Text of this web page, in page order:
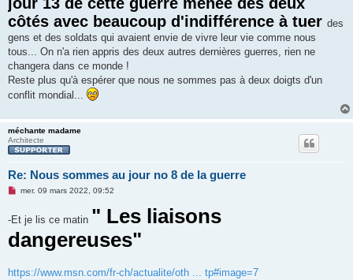
s
a
g
e
o
n
u
côtés avec beaucoup d'indifférence à tuer des
gens et des soldats qui avaient envie de vivre leur vie comme nous
tous... On n'a rien appris des deux autres dernières guerres, rien ne
changera dans ce monde !
Reste plus qu'à espérer que nous ne sommes pas à deux doigts d'un
conflit mondial...
méchante madame
Architecte
Re: Nous sommes au jour no 8 de la guerre
M
s
g
e
n
mer. 09 mars 2022, 09:52
-Et je lis ce matin " Les liaisons
dangereuses"
https://www.msn.com/fr-ch/actualite/oth ... tp#image=7